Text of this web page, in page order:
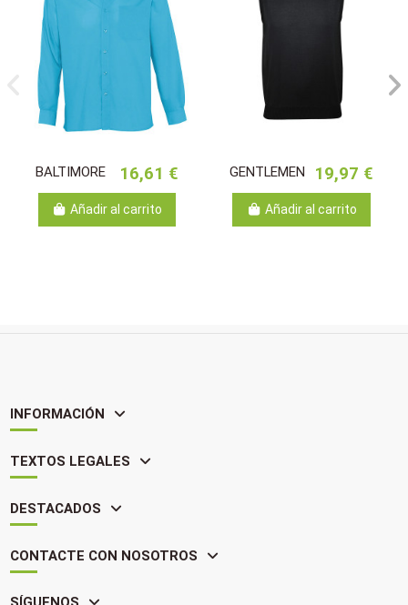
BALTIMORE 16,61 €
Añadir al carrito
GENTLEMEN 19,97 €
Añadir al carrito
INFORMACIÓN
TEXTOS LEGALES
DESTACADOS
CONTACTE CON NOSOTROS